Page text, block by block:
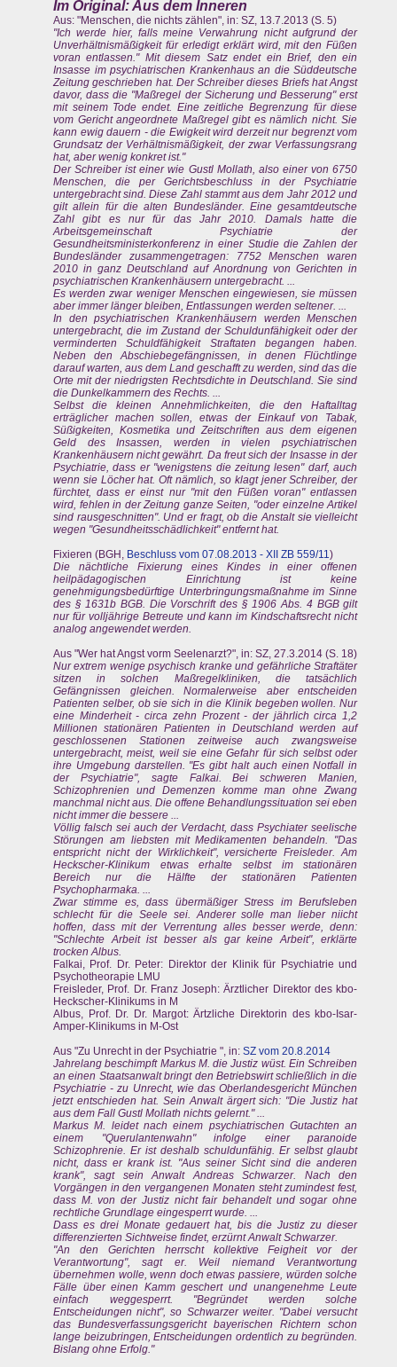
Im Original: Aus dem Inneren
Aus: "Menschen, die nichts zählen", in: SZ, 13.7.2013 (S. 5)
"Ich werde hier, falls meine Verwahrung nicht aufgrund der
Unverhältnismäßigkeit für erledigt erklärt wird, mit den Füßen
voran entlassen." Mit diesem Satz endet ein Brief, den ein
Insasse im psychiatrischen Krankenhaus an die Süddeutsche
Zeitung geschrieben hat. Der Schreiber dieses Briefs hat Angst
davor, dass die "Maßregel der Sicherung und Besserung" erst
mit seinem Tode endet. Eine zeitliche Begrenzung für diese
vom Gericht angeordnete Maßregel gibt es nämlich nicht. Sie
kann ewig dauern - die Ewigkeit wird derzeit nur begrenzt vom
Grundsatz der Verhältnismäßigkeit, der zwar Verfassungsrang
hat, aber wenig konkret ist."
Der Schreiber ist einer wie Gustl Mollath, also einer von 6750
Menschen, die per Gerichtsbeschluss in der Psychiatrie
untergebracht sind. Diese Zahl stammt aus dem Jahr 2012 und
gilt allein für die alten Bundesländer. Eine gesamtdeutsche
Zahl gibt es nur für das Jahr 2010. Damals hatte die
Arbeitsgemeinschaft Psychiatrie der
Gesundheitsministerkonferenz in einer Studie die Zahlen der
Bundesländer zusammengetragen: 7752 Menschen waren
2010 in ganz Deutschland auf Anordnung von Gerichten in
psychiatrischen Krankenhäusern untergebracht. ...
Es werden zwar weniger Menschen eingewiesen, sie müssen
aber immer länger bleiben, Entlassungen werden seltener. ...
In den psychiatrischen Krankenhäusern werden Menschen
untergebracht, die im Zustand der Schuldunfähigkeit oder der
verminderten Schuldfähigkeit Straftaten begangen haben.
Neben den Abschiebegefängnissen, in denen Flüchtlinge
darauf warten, aus dem Land geschafft zu werden, sind das die
Orte mit der niedrigsten Rechtsdichte in Deutschland. Sie sind
die Dunkelkammern des Rechts. ...
Selbst die kleinen Annehmlichkeiten, die den Haftalltag
erträglicher machen sollen, etwas der Einkauf von Tabak,
Süßigkeiten, Kosmetika und Zeitschriften aus dem eigenen
Geld des Insassen, werden in vielen psychiatrischen
Krankenhäusern nicht gewährt. Da freut sich der Insasse in der
Psychiatrie, dass er "wenigstens die zeitung lesen" darf, auch
wenn sie Löcher hat. Oft nämlich, so klagt jener Schreiber, der
fürchtet, dass er einst nur "mit den Füßen voran" entlassen
wird, fehlen in der Zeitung ganze Seiten, "oder einzelne Artikel
sind rausgeschnitten". Und er fragt, ob die Anstalt sie vielleicht
wegen "Gesundheitsschädlichkeit" entfernt hat.
Fixieren (BGH, Beschluss vom 07.08.2013 - XII ZB 559/11)
Die nächtliche Fixierung eines Kindes in einer offenen
heilpädagogischen Einrichtung ist keine
genehmigungsbedürftige Unterbringungsmaßnahme im Sinne
des § 1631b BGB. Die Vorschrift des § 1906 Abs. 4 BGB gilt
nur für volljährige Betreute und kann im Kindschaftsrecht nicht
analog angewendet werden.
Aus "Wer hat Angst vorm Seelenarzt?", in: SZ, 27.3.2014 (S. 18)
Nur extrem wenige psychisch kranke und gefährliche Straftäter
sitzen in solchen Maßregelkliniken, die tatsächlich
Gefängnissen gleichen. Normalerweise aber entscheiden
Patienten selber, ob sie sich in die Klinik begeben wollen. Nur
eine Minderheit - circa zehn Prozent - der jährlich circa 1,2
Millionen stationären Patienten in Deutschland werden auf
geschlossenen Stationen zeitweise auch zwangsweise
untergebracht, meist, weil sie eine Gefahr für sich selbst oder
ihre Umgebung darstellen. "Es gibt halt auch einen Notfall in
der Psychiatrie", sagte Falkai. Bei schweren Manien,
Schizophrenien und Demenzen komme man ohne Zwang
manchmal nicht aus. Die offene Behandlungssituation sei eben
nicht immer die bessere ...
Völlig falsch sei auch der Verdacht, dass Psychiater seelische
Störungen am liebsten mit Medikamenten behandeln. "Das
entspricht nicht der Wirklichkeit", versicherte Freisleder. Am
Heckscher-Klinikum etwas erhalte selbst im stationären
Bereich nur die Hälfte der stationären Patienten
Psychopharmaka. ...
Zwar stimme es, dass übermäßiger Stress im Berufsleben
schlecht für die Seele sei. Anderer solle man lieber niicht
hoffen, dass mit der Verrentung alles besser werde, denn:
"Schlechte Arbeit ist besser als gar keine Arbeit", erklärte
trocken Albus.
Falkai, Prof. Dr. Peter: Direktor der Klinik für Psychiatrie und
Psychotheorapie LMU
Freisleder, Prof. Dr. Franz Joseph: Ärztlicher Direktor des kbo-
Heckscher-Klinikums in M
Albus, Prof. Dr. Dr. Margot: Ärtzliche Direktorin des kbo-Isar-
Amper-Klinikums in M-Ost
Aus "Zu Unrecht in der Psychiatrie ", in: SZ vom 20.8.2014
Jahrelang beschimpft Markus M. die Justiz wüst. Ein Schreiben
an einen Staatsanwalt bringt den Betriebswirt schließlich in die
Psychiatrie - zu Unrecht, wie das Oberlandesgericht München
jetzt entschieden hat. Sein Anwalt ärgert sich: "Die Justiz hat
aus dem Fall Gustl Mollath nichts gelernt." ...
Markus M. leidet nach einem psychiatrischen Gutachten an
einem "Querulantenwahn" infolge einer paranoide
Schizophrenie. Er ist deshalb schuldunfähig. Er selbst glaubt
nicht, dass er krank ist. "Aus seiner Sicht sind die anderen
krank", sagt sein Anwalt Andreas Schwarzer. Nach den
Vorgängen in den vergangenen Monaten steht zumindest fest,
dass M. von der Justiz nicht fair behandelt und sogar ohne
rechtliche Grundlage eingesperrt wurde. ...
Dass es drei Monate gedauert hat, bis die Justiz zu dieser
differenzierten Sichtweise findet, erzürnt Anwalt Schwarzer.
"An den Gerichten herrscht kollektive Feigheit vor der
Verantwortung", sagt er. Weil niemand Verantwortung
übernehmen wolle, wenn doch etwas passiere, würden solche
Fälle über einen Kamm geschert und unangenehme Leute
einfach weggesperrt. "Begründet werden solche
Entscheidungen nicht", so Schwarzer weiter. "Dabei versucht
das Bundesverfassungsgericht bayerischen Richtern schon
lange beizubringen, Entscheidungen ordentlich zu begründen.
Bislang ohne Erfolg."